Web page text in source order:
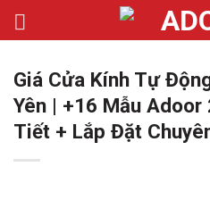
Bỏ
qua
dung
Giá Cửa Kính Tự
Yên | +16 Mẫu Adoor
Tiết + Lắp Đặt